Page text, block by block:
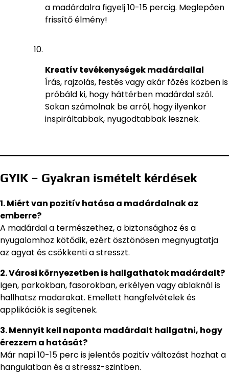
a madárdalra figyelj 10-15 percig. Meglepően
frissítő élmény!
Kreatív tevékenységek madárdallal
Írás, rajzolás, festés vagy akár főzés közben is
próbáld ki, hogy háttérben madárdal szól.
Sokan számolnak be arról, hogy ilyenkor
inspiráltabbak, nyugodtabbak lesznek.
GYIK – Gyakran ismételt kérdések
1. Miért van pozitív hatása a madárdalnak az
emberre?
A madárdal a természethez, a biztonsághoz és a
nyugalomhoz kötődik, ezért ösztönösen megnyugtatja
az agyat és csökkenti a stresszt.
2. Városi környezetben is hallgathatok madárdalt?
Igen, parkokban, fasorokban, erkélyen vagy ablaknál is
hallhatsz madarakat. Emellett hangfelvételek és
applikációk is segítenek.
3. Mennyit kell naponta madárdalt hallgatni, hogy
érezzem a hatását?
Már napi 10-15 perc is jelentős pozitív változást hozhat a
hangulatban és a stressz-szintben.